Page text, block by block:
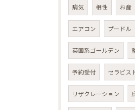
病気 相性 お産
エアコン プードル
英国系ゴールデン
予約受付 セラピス
リザクレーション